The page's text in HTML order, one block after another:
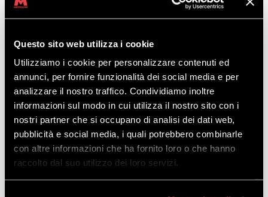
Questo sito web utilizza i cookie
Utilizziamo i cookie per personalizzare contenuti ed
annunci, per fornire funzionalità dei social media e per
analizzare il nostro traffico. Condividiamo inoltre
informazioni sul modo in cui utilizza il nostro sito con i
nostri partner che si occupano di analisi dei dati web,
pubblicità e social media, i quali potrebbero combinarle
con altre informazioni che ha fornito loro o che hanno
raccolto dal suo utilizzo dei loro servizi.
DISCOVER
Make the most of every inch of the BikePark with a
DH with only one possible limit: the rider. Available in
the sizes M-L-XL.
starting
from€89.00